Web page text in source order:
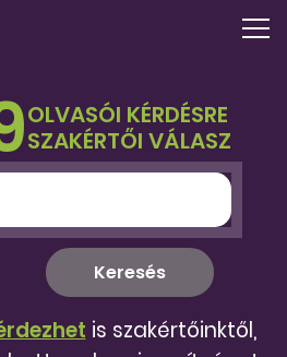
OLVASÓI KÉRDÉSRE
SZAKÉRTŐI VÁLASZ
is szakértőinktől,